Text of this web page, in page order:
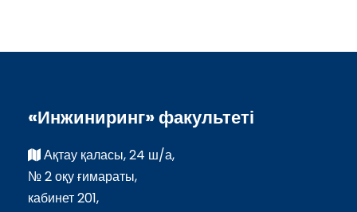
«Инжиниринг» факультеті
Ақтау қаласы, 24 ш/а,
№ 2 оқу ғимараты,
кабинет 201,